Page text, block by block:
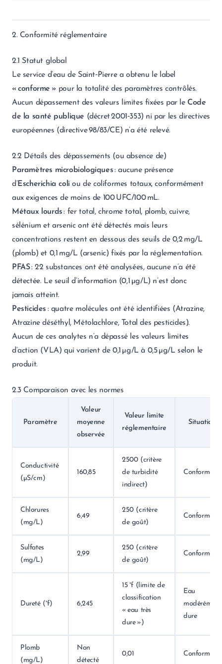
2. Conformité réglementaire
2.1 Statut global
Le service d’eau de Saint‑Pierre a obtenu le label
« conforme » pour la totalité des paramètres contrôlés.
Aucun dépassement des valeurs limites fixées par le Code
de la santé publique (décret 2001‑353) ni par les directives
européennes (directive 98/83/CE) n’a été relevé.
2.2 Détails des dépassements (ou absence de)
Paramètres microbiologiques: aucune présence
d’Escherichia coliou de coliformes totaux, conformément
aux exigences de moins de 100 UFC/100 mL.
Métaux lourds: fer total, chrome total, plomb, cuivre,
sélénium et arsenic ont été détectés mais leurs
concentrations restent en dessous des seuils de 0,2 mg/L
(plomb) et 0,1 mg/L (arsenic) fixés par la réglementation.
PFAS: 22 substances ont été analysées, aucune n’a été
détectée. Le seuil d’information (0,1 µg/L) n’est donc
jamais atteint.
Pesticides : quatre molécules ont été identifiées (Atrazine,
Atrazine déséthyl, Métolachlore, Total des pesticides).
Aucun de ces analytes n’a dépassé les valeurs limites
d’action (VLA) qui varient de 0,1 µg/L à 0,5 µg/L selon le
produit.
2.3 Comparaison avec les normes
Paramètre
Valeur
moyenne
observée
Valeur limite
réglementaire
Situation
Conductivité
(µS/cm)
160,85
2500 (critère
de turbidité
indirect)
Conforme
Chlorures
(mg/L)
6,49
250 (critère
de goût)
Conforme
Sulfates
(mg/L)
2,99
250 (critère
de goût)
Conforme
Dureté (°f) 6,245
15 °f (limite de
classification
« eau très
dure »)
Eau
modérément
dure
Plomb
(mg/L)
Non
détecté
0,01 Conforme